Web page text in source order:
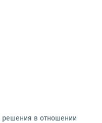
решения в отношении